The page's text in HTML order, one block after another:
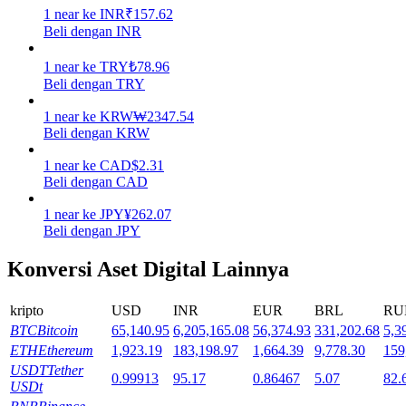
Mempertaruhkan
Pengembalian tinggi & akses instan
Staking fleksibel untuk mendapatkan token populer
1 near ke INR₹157.62
Beli dengan INR
1 near ke TRY₺78.96
Beli dengan TRY
1 near ke KRW₩2347.54
Beli dengan KRW
1 near ke CAD$2.31
Beli dengan CAD
1 near ke JPY¥262.07
Beli dengan JPY
Konversi Aset Digital Lainnya
kripto USD INR EUR BRL
BTCBitcoin 65,140.95 6,205,165.08 56,374.93 331,202.68
ETHEthereum 1,923.19 183,198.97 1,664.39 9,778.30
USDTTether
USDt
0.99913 95.17 0.86467 5.07